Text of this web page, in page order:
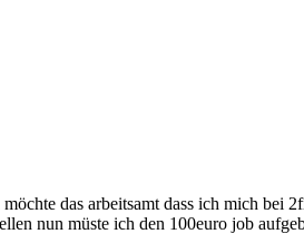
das arbeitsamt dass ich mich bei
nun müste ich den 100euro job